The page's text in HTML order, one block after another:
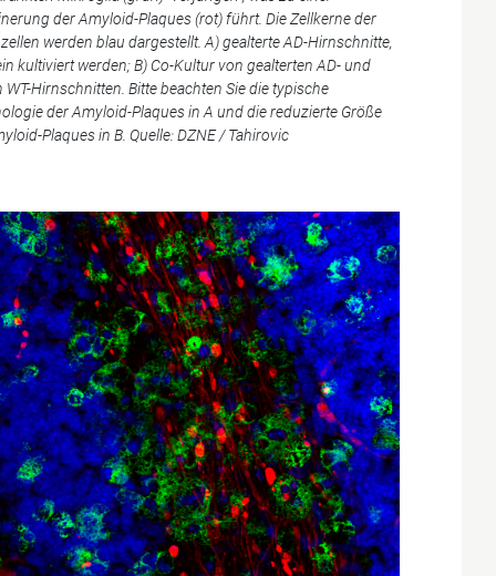
der Amyloid-Plaques (rot) führt. Die Zellkerne der
werden blau dargestellt. A) gealterte AD-Hirnschnitte,
kultiviert werden; B) Co-Kultur von gealterten AD- und
WT-Hirnschnitten. Bitte beachten Sie die typische
der Amyloid-Plaques in A und die reduzierte Größe
Plaques in B. Quelle: DZNE / Tahirovic